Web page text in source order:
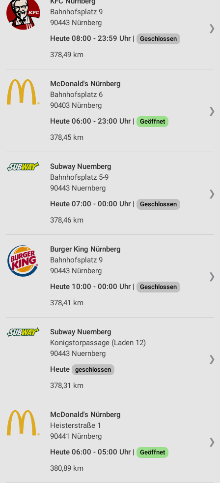
❯
Bahnhofsplatz 9
90443 Nürnberg
Heute 08:00 - 23:59 Uhr |
Geschlossen
378,49 km
❯
McDonald's Nürnberg
Bahnhofsplatz 6
90403 Nürnberg
Heute 06:00 - 23:00 Uhr |
Geöffnet
378,45 km
❯
Subway Nuernberg
Bahnhofsplatz 5-9
90443 Nuernberg
Heute 07:00 - 00:00 Uhr |
Geschlossen
378,46 km
❯
Burger King Nürnberg
Bahnhofsplatz 9
90443 Nürnberg
Heute 10:00 - 00:00 Uhr |
Geschlossen
378,41 km
❯
Subway Nuernberg
Konigstorpassage (Laden 12)
90443 Nuernberg
Heute
geschlossen
378,31 km
❯
McDonald's Nürnberg
Heisterstraße 1
90441 Nürnberg
Heute 06:00 - 05:00 Uhr |
Geöffnet
380,89 km